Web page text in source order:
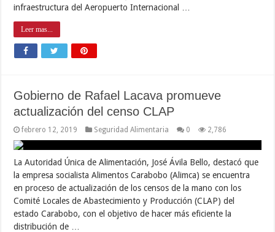
infraestructura del Aeropuerto Internacional …
Leer mas...
Gobierno de Rafael Lacava promueve
actualización del censo CLAP
febrero 12, 2019 Seguridad Alimentaria 0 2,786
La Autoridad Única de Alimentación, José Ávila Bello, destacó que
la empresa socialista Alimentos Carabobo (Alimca) se encuentra
en proceso de actualización de los censos de la mano con los
Comité Locales de Abastecimiento y Producción (CLAP) del
estado Carabobo, con el objetivo de hacer más eficiente la
distribución de …